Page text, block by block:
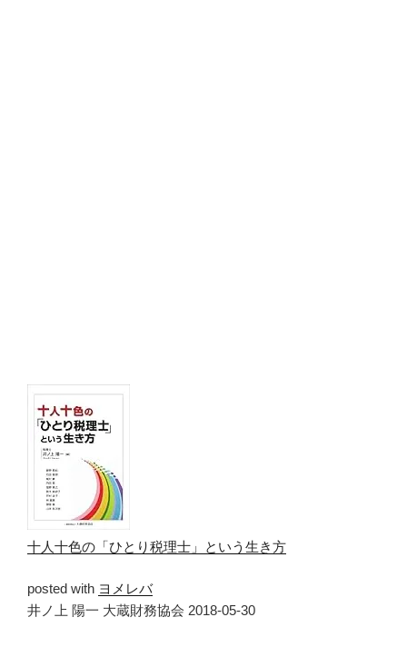
十人十色の「ひとり税理士」という生き方
posted with ヨメレバ
井ノ上 陽一 大蔵財務協会 2018-05-30